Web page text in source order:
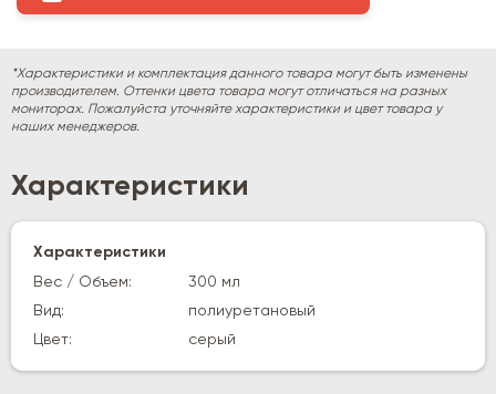
*Характеристики и комплектация данного товара могут быть изменены
производителем. Оттенки цвета товара могут отличаться на разных
мониторах. Пожалуйста уточняйте характеристики и цвет товара у
наших менеджеров.
Характеристики
Характеристики
Вес / Объем:
300 мл
Вид:
полиуретановый
Цвет:
серый